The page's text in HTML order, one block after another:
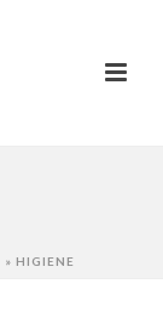
» HIGIENE